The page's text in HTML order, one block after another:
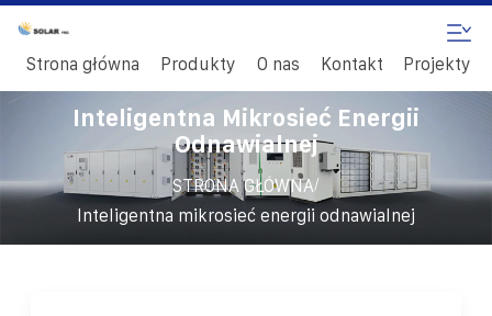
Strona główna Produkty O nas Kontakt Projekty
Inteligentna Mikrosieć Energii
Odnawialnej
STRONA GŁÓWNA/
Inteligentna mikrosieć energii odnawialnej